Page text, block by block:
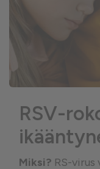
RSV-
Miksi? RS-virus